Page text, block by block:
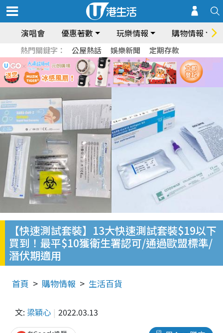
演唱會 優惠著數 玩樂情報 購物情報
熱門關鍵字： 公屋熱話 娛樂新聞 定期存款
【快速測試套裝】13大快速測試套裝$19以下
買到！最平$10獲衛生署認可/通過歐盟標準/
潛伏期適用
首頁 購物情報 生活百貨
文: 梁穎心 2022.03.13